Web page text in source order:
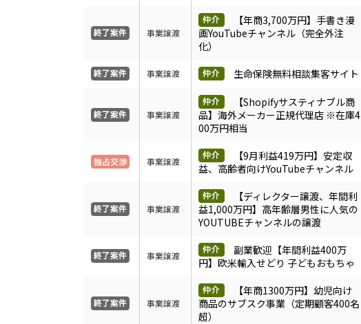
事業譲渡
【年商3,700万円】手書き漫
画YouTubeチャンネル（完全外注
化）
事業譲渡 生命保険無料相談集客サイト
事業譲渡
【Shopifyサスティナブル商
品】海外メーカー正規代理店 ※在庫4
00万円相当
事業譲渡
【9月利益419万円】安定収
益、高齢者向けYouTubeチャンネル
事業譲渡
【ディレクター譲渡、年間利
益1,000万円】高年齢層男性に人気の
YOUTUBEチャンネルの譲渡
事業譲渡
副業歓迎【年間利益400万
円】欧米輸入せどり 子どもおもちゃ
事業譲渡
【年商1300万円】幼児向け
商品のサブスク事業（定期顧客400名
超）